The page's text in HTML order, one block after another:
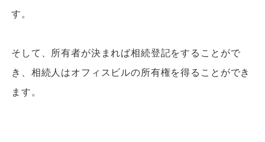
す。
そして、所有者が決まれば相続登記をすることがで
き、相続人はオフィスビルの所有権を得ることができ
ます。